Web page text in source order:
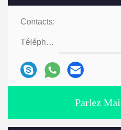
Contacts:
Téléphone:
Parlez